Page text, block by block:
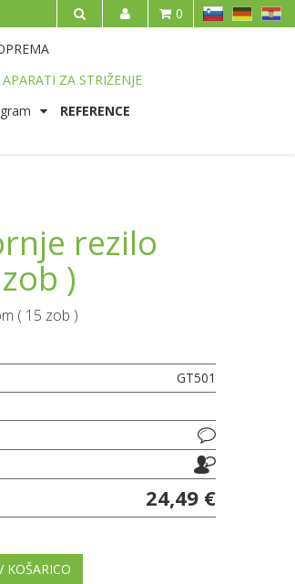
SL HR
0
APARATI ZA STRIŽENJE
REFERENCE
rezilo
)
( 15 zob )
GT501
24,49 €
KOŠARICO